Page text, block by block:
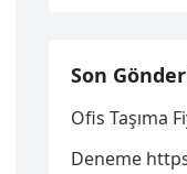
Son
Ofis Taşıma
Deneme